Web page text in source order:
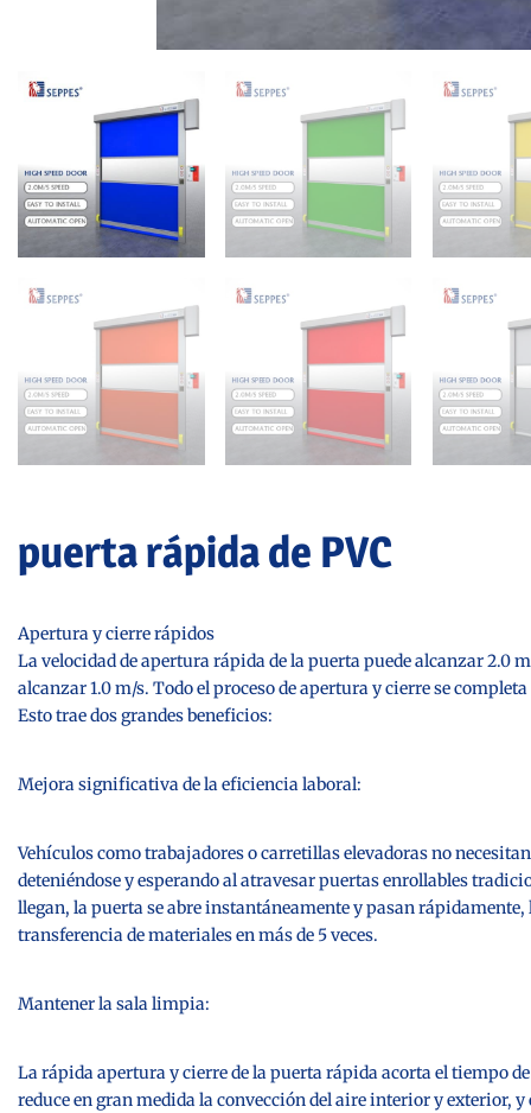
puerta rápida de PVC
Apertura y cierre rápidos
La velocidad de apertura rápida de la puerta puede alcanzar 2.0
alcanzar 1.0 m/s. Todo el proceso de apertura y cierre se
Esto trae dos grandes beneficios:
Mejora significativa de la eficiencia laboral:
Vehículos como trabajadores o carretillas elevadoras no
deteniéndose y esperando al atravesar puertas enrollables
llegan, la puerta se abre instantáneamente y pasan rápidamente,
transferencia de materiales en más de 5 veces.
Mantener la sala limpia:
La rápida apertura y cierre de la puerta rápida acorta el tiempo
reduce en gran medida la convección del aire interior y exterior,